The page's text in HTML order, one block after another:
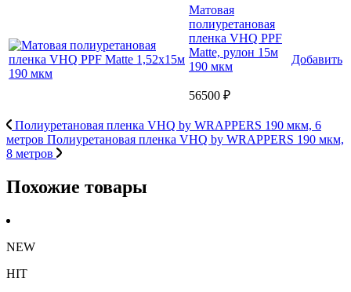
Матовая
полиуретановая
пленка VHQ PPF
Matte, рулон 15м
190 мкм
56500 ₽
Добавить
Полиуретановая пленка VHQ by WRAPPERS 190 мкм, 6
метров Полиуретановая пленка VHQ by WRAPPERS 190 мкм,
8 метров
Похожие товары
NEW
HIT